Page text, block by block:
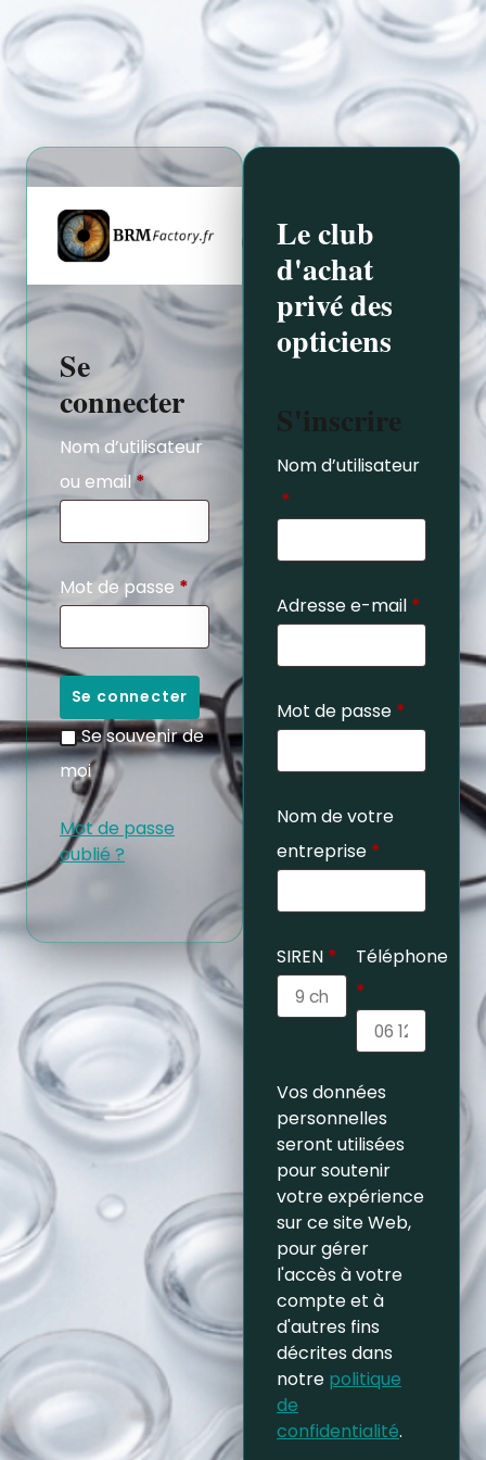
Se
connecter
Nom d’utilisateur
ou email*
Mot de passe *
Se connecter
Se souvenir de
moi
Mot de passe
oublié ?
Le club
d'achat
privé des
opticiens
S'inscrire
Nom d’utilisateur
*
Adresse e-mail *
Mot de passe *
Nom de votre
entreprise *
SIREN *
Téléphone
*
Vos données
personnelles
seront utilisées
pour soutenir
votre expérience
sur ce site Web,
pour gérer
l'accès à votre
compte et à
d'autres fins
décrites dans
notre politique
de
confidentialité.